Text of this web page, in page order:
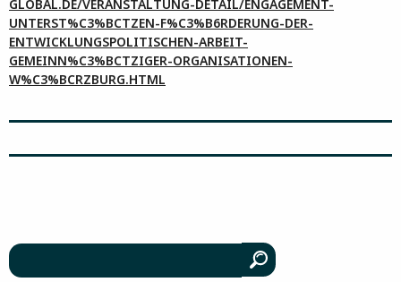
GLOBAL.DE/VERANSTALTUNG-DETAIL/ENGAGEMENT-
UNTERST%C3%BCTZEN-F%C3%B6RDERUNG-DER-
ENTWICKLUNGSPOLITISCHEN-ARBEIT-
GEMEINN%C3%BCTZIGER-ORGANISATIONEN-
W%C3%BCRZBURG.HTML